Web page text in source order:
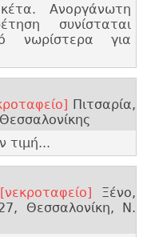
Ανοργάνωτη
συνίσταται
νωρίστερα για
Πιτσαρία,
τιμή...
[νεκροταφείο] Ξένο,
Θεσσαλονίκη, Ν.